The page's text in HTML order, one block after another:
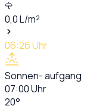
0,0L/m²
06:26Uhr
Sonnen- aufgang
07:00Uhr
20°